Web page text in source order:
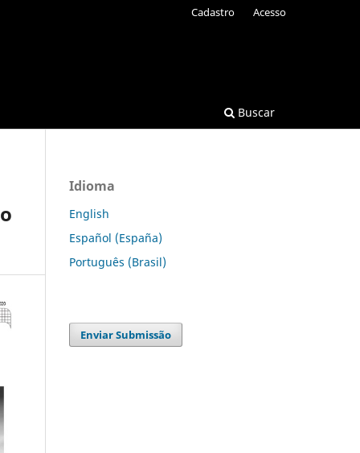
Buscar
Cadastro Acesso
Idioma
English
Español (España)
Português (Brasil)
Enviar Submissão